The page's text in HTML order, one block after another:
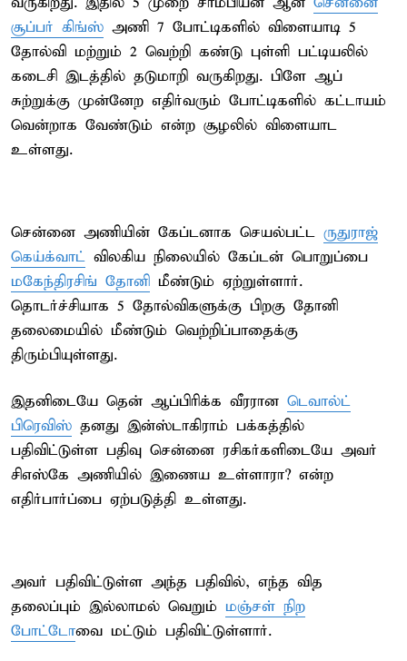
சூப்பர் கிங்ஸ் அணி 7 போட்டிகளில் விளையாடி 5
தோல்வி மற்றும் 2 வெற்றி கண்டு புள்ளி பட்டியலில்
கடைசி இடத்தில் தடுமாறி வருகிறது. பிளே ஆப்
சுற்றுக்கு முன்னேற எதிர்வரும் போட்டிகளில் கட்டாயம்
வென்றாக வேண்டும் என்ற சூழலில் விளையாட
உள்ளது.
சென்னை அணியின் கேப்டனாக செயல்பட்ட ருதுராஜ்
கெய்க்வாட் விலகிய நிலையில் கேப்டன் பொறுப்பை
மகேந்திரசிங் தோனி மீண்டும் ஏற்றுள்ளார்.
தொடர்ச்சியாக 5 தோல்விகளுக்கு பிறகு தோனி
தலைமையில் மீண்டும் வெற்றிப்பாதைக்கு
திரும்பியுள்ளது.
இதனிடையே தென் ஆப்பிரிக்க வீரரான டெவால்ட்
பிரெவிஸ் தனது இன்ஸ்டாகிராம் பக்கத்தில்
பதிவிட்டுள்ள பதிவு சென்னை ரசிகர்களிடையே அவர்
சிஎஸ்கே அணியில் இணைய உள்ளாரா? என்ற
எதிர்பார்ப்பை ஏற்படுத்தி உள்ளது.
அவர் பதிவிட்டுள்ள அந்த பதிவில், எந்த வித
தலைப்பும் இல்லாமல் வெறும் மஞ்சள் நிற
போட்டோவை மட்டும் பதிவிட்டுள்ளார்.